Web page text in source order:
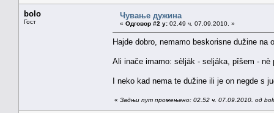
bolo
Гост
Чување дужина
« Одговор #2 у: 02.49 ч. 07.09.2010. »
Hajde dobro, nemamo beskorisne dužine
Ali inače imamo: sèljāk - seljáka, pîšem -
I neko kad nema te dužine ili je on negde s
« Задњи пут промењено: 02.52 ч. 07.09.2010. од